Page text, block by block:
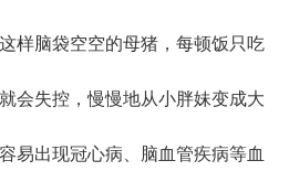
样脑袋空空的母猪，每顿饭只吃
会失控，慢慢地从小胖妹变成大
易出现冠心病、脑血管疾病等血